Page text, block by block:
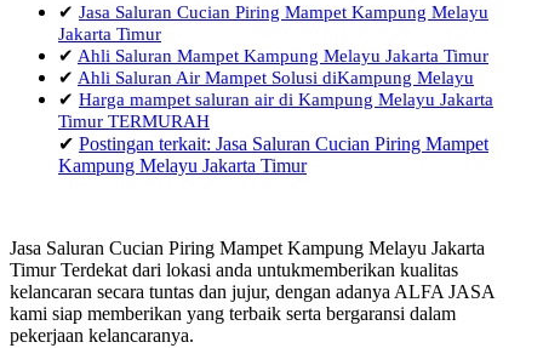
✔ Jasa Saluran Cucian Piring Mampet Kampung Melayu
Jakarta Timur
✔ Ahli Saluran Mampet Kampung Melayu Jakarta Timur
✔ Ahli Saluran Air Mampet Solusi diKampung Melayu
✔ Harga mampet saluran air di Kampung Melayu Jakarta
Timur TERMURAH
✔ Postingan terkait: Jasa Saluran Cucian Piring Mampet
Kampung Melayu Jakarta Timur
Jasa Saluran Cucian Piring Mampet Kampung Melayu Jakarta
Timur Terdekat dari lokasi anda untukmemberikan kualitas
kelancaran secara tuntas dan jujur, dengan adanya ALFA JASA
kami siap memberikan yang terbaik serta bergaransi dalam
pekerjaan kelancaranya.